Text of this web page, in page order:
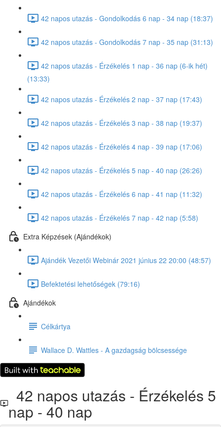
42 napos utazás - Gondolkodás 6 nap - 34 nap (18:37)
42 napos utazás - Gondolkodás 7 nap - 35 nap (31:13)
42 napos utazás - Érzékelés 1 nap - 36 nap (6-ik hét)
(13:33)
42 napos utazás - Érzékelés 2 nap - 37 nap (17:43)
42 napos utazás - Érzékelés 3 nap - 38 nap (19:37)
42 napos utazás - Érzékelés 4 nap - 39 nap (17:06)
42 napos utazás - Érzékelés 5 nap - 40 nap (26:26)
42 napos utazás - Érzékelés 6 nap - 41 nap (11:32)
42 napos utazás - Érzékelés 7 nap - 42 nap (5:58)
Extra Képzések (Ajándékok)
Ajándék Vezetői Webinár 2021 június 22 20:00 (48:57)
Befektetési lehetőségek (79:16)
Ajándékok
Célkártya
Wallace D. Wattles - A gazdagság bölcsessége
42 napos utazás - Érzékelés 5
nap - 40 nap